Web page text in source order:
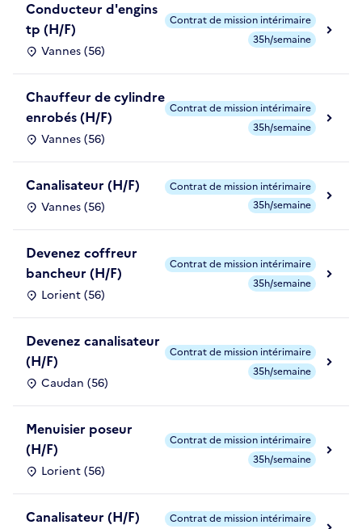
Conducteur d'engins
tp (H/F)
Vannes (56)
Contrat de mission intérimaire
35h/semaine
Chauffeur de cylindre
enrobés (H/F)
Vannes (56)
Contrat de mission intérimaire
35h/semaine
Canalisateur (H/F)
Vannes (56)
Contrat de mission intérimaire
35h/semaine
Devenez coffreur
bancheur (H/F)
Lorient (56)
Contrat de mission intérimaire
35h/semaine
Devenez canalisateur
(H/F)
Caudan (56)
Contrat de mission intérimaire
35h/semaine
Menuisier poseur
(H/F)
Lorient (56)
Contrat de mission intérimaire
35h/semaine
Canalisateur (H/F)
Contrat de mission intérimaire